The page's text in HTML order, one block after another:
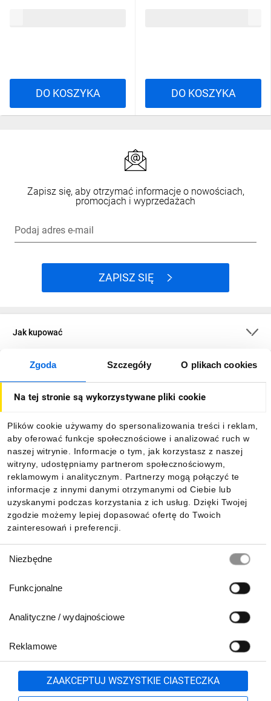
Zgoda Szczegóły O plikach cookies
Na tej stronie są wykorzystywane pliki cookie
Plików cookie używamy do spersonalizowania treści i reklam,
aby oferować funkcje społecznościowe i analizować ruch w
naszej witrynie. Informacje o tym, jak korzystasz z naszej
witryny, udostępniamy partnerom społecznościowym,
reklamowym i analitycznym. Partnerzy mogą połączyć te
informacje z innymi danymi otrzymanymi od Ciebie lub
uzyskanymi podczas korzystania z ich usług. Dzięki Twojej
zgodzie możemy lepiej dopasować ofertę do Twoich
zainteresowań i preferencji.
zgody
Niezbędne
Funkcjonalne
Analityczne / wydajnościowe
Reklamowe
ZAAKCEPTUJ WSZYSTKIE CIASTECZKA
DO KOSZYKA DO KOSZYKA
Zapisz się, aby otrzymać informacje o nowościach,
promocjach i wyprzedażach
Podaj adres e-mail
ZAPISZ SIĘ
Jak kupować
O firmie
Informacje
Pobierz naszą aplikację mobilną:
801 500 700 lub
71 37 61 600